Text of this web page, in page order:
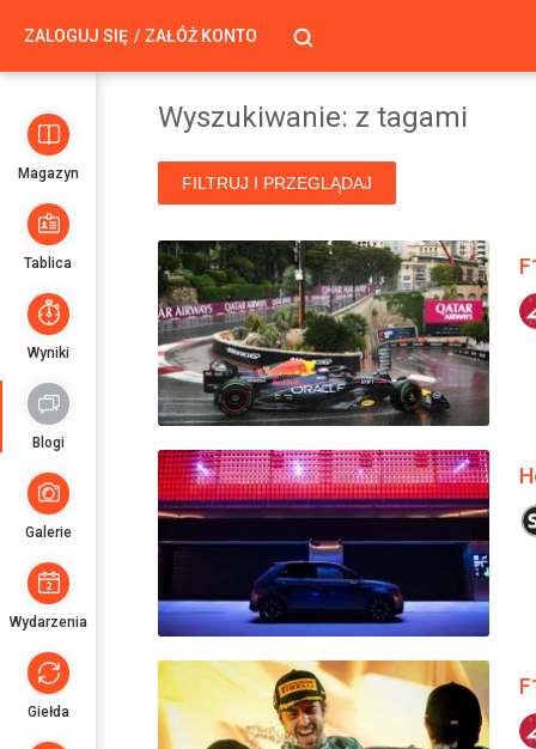
ZALOGUJ SIĘ ZAŁÓŻ KONTO
Magazyn
Tablica
Wyniki
Blogi
Galerie
Wydarzenia
Giełda
Wyszukiwanie: z tagami
FILTRUJ I PRZEGLĄDAJ